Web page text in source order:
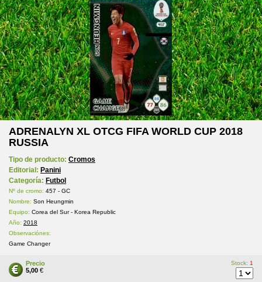
ADRENALYN XL OTCG FIFA WORLD CUP 2018
RUSSIA
Tipo de producto: Cromos
Editorial: Panini
Categoría: Futbol
Nº de cromo: 457 - GC
Nombre: Son Heungmin
Equipo: Corea del Sur - Korea Republic
Año: 2018
Observaciónes:
Game Changer
Precio
5,00 €
Stock: 1